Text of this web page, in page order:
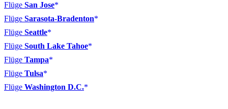
Flüge San Jose
Flüge Sarasota-Bradenton
Flüge Seattle
Flüge South Lake Tahoe
Flüge Tampa
Flüge Tulsa
Flüge Washington D.C.